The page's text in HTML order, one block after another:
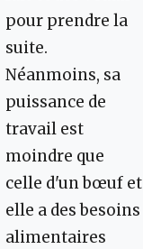
pour prendre la
suite.
Néanmoins, sa
puissance de
travail est
moindre que
celle d'un bœuf et
elle a des besoins
alimentaires